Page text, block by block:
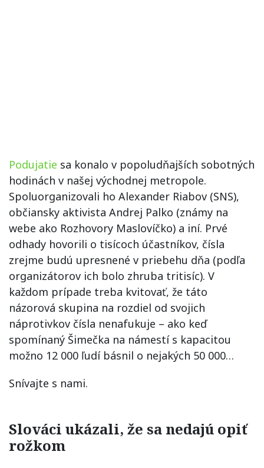
Podujatie sa konalo v popoludňajších sobotných
hodinách v našej východnej metropole.
Spoluorganizovali ho Alexander Riabov (SNS),
občiansky aktivista Andrej Palko (známy na
webe ako Rozhovory Maslovíčko) a iní. Prvé
odhady hovorili o tisícoch účastníkov, čísla
zrejme budú upresnené v priebehu dňa (podľa
organizátorov ich bolo zhruba tritisíc). V
každom prípade treba kvitovať, že táto
názorová skupina na rozdiel od svojich
náprotivkov čísla nenafukuje – ako keď
spomínaný Šimečka na námestí s kapacitou
možno 12 000 ľudí básnil o nejakých 50 000…
Snívajte s nami.
Slováci ukázali, že sa nedajú opiť
rožkom